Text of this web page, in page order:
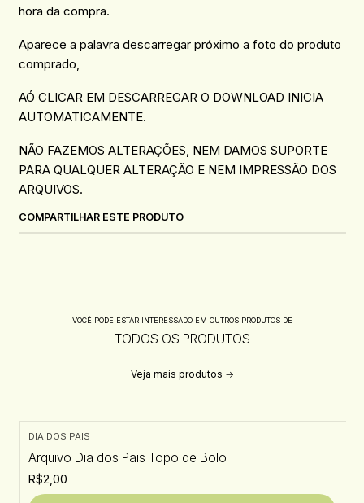
hora da compra.
Aparece a palavra descarregar próximo a foto do produto
comprado,
AÓ CLICAR EM DESCARREGAR O DOWNLOAD INICIA
AUTOMATICAMENTE.
NÃO FAZEMOS ALTERAÇÕES, NEM DAMOS SUPORTE
PARA QUALQUER ALTERAÇÃO E NEM IMPRESSÃO DOS
ARQUIVOS.
COMPARTILHAR ESTE PRODUTO
VOCÊ PODE ESTAR INTERESSADO EM OUTROS PRODUTOS DE
TODOS OS PRODUTOS
Veja mais produtos
DIA DOS PAIS
Arquivo Dia dos Pais Topo de Bolo
R$2,00